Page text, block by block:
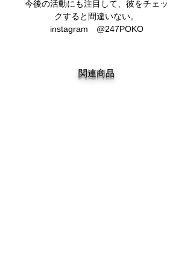
今後の活動にも注目して、彼をチェッ
クすると間違いない。
instagram @247POKO
関連商品